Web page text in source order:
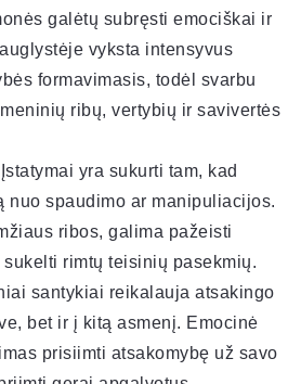
galėtų subręsti emociškai ir
vyksta intensyvus
formavimasis, todėl svarbu
ribų, vertybių ir savivertės
yra sukurti tam, kad
nuo spaudimo ar manipuliacijos.
ribos, galima pažeisti
rimtų teisinių pasekmių.
santykiai reikalauja atsakingo
bet ir į kitą asmenį. Emocinė
prisiimti atsakomybę už savo